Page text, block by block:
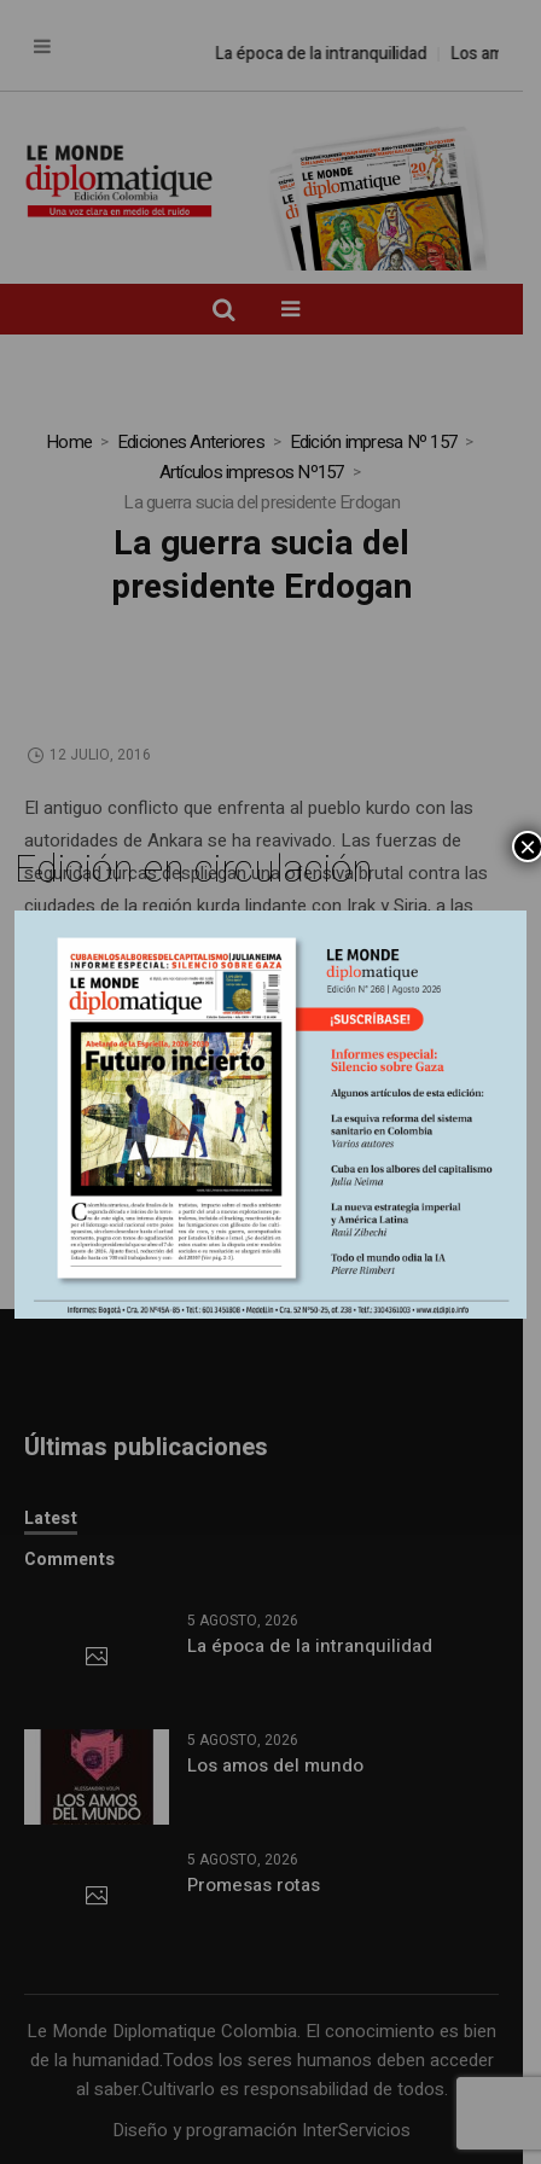
La época de la intranquilidad Los amos
Home Ediciones Anteriores
Edición impresa Nº 157
Artículos impresos Nº157
La guerra sucia del presidente Erdogan
La guerra sucia del
presidente Erdogan
12 JULIO, 2016
El antiguo conflicto que enfrenta al pueblo kurdo con las
autoridades de Ankara se ha reavivado. Las fuerzas de
seguridad turcas despliegan una ofensiva brutal contra las
ciudades de la región kurda lindante con Irak y Siria, a las
que aíslan para ejecutar una bárbara represión contra sus
poblaciones.
Información adicional
Últimas publicaciones
Latest
Comments
5 AGOSTO, 2026
La época de la intranquilidad
5 AGOSTO, 2026
Los amos del mundo
5 AGOSTO, 2026
Promesas rotas
Le Monde Diplomatique Colombia. El conocimiento es bien
de la humanidad.Todos los seres humanos deben acceder
al saber.Cultivarlo es responsabilidad de todos.
Diseño y programación InterServicios
Edición en circulación ×